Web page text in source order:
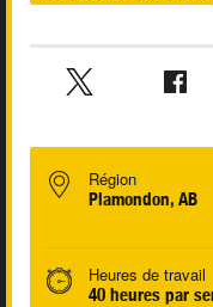
Région
Plamondon, AB
Heures de travail
40 heures par